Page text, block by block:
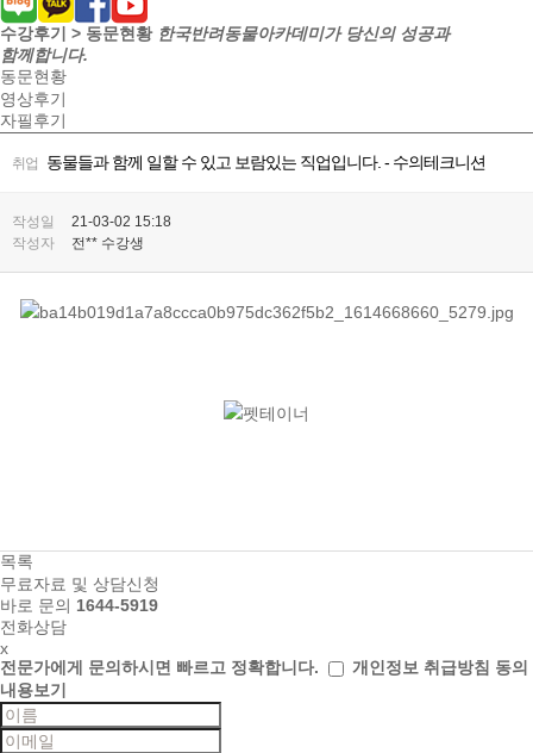
수강후기 > 동문현황 한국반려동물아카데미가 당신의 성공과
함께합니다.
동문현황
영상후기
자필후기
취업 동물들과 함께 일할 수 있고 보람있는 직업입니다. - 수의테크니션
작성일
21-03-02 15:18
작성자
전** 수강생
목록
무료자료 및 상담신청
바로 문의 1644-5919
전화상담
x
전문가에게 문의하시면 빠르고 정확합니다.
개인정보 취급방침 동의
내용보기